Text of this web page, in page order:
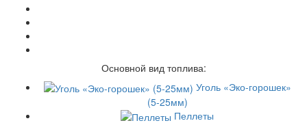
Основной вид топлива:
Уголь «Эко-горошек»
(5-25мм)
Пеллеты